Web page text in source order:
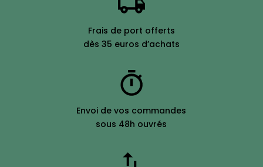
Frais de port offerts
dès 35 euros d’achats
Envoi de vos commandes
sous 48h ouvrés